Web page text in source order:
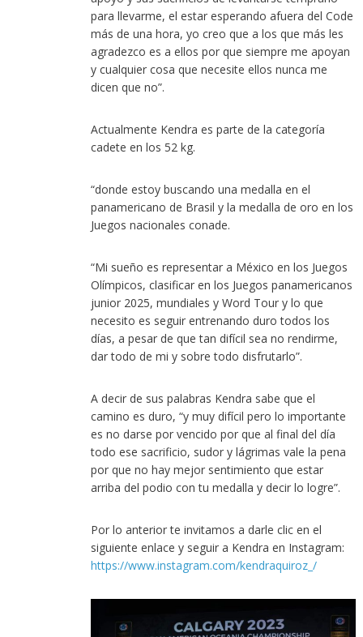
para llevarme, el estar esperando afuera del Code
más de una hora, yo creo que a los que más les
agradezco es a ellos por que siempre me apoyan
y cualquier cosa que necesite ellos nunca me
dicen que no”.
Actualmente Kendra es parte de la categoría
cadete en los 52 kg.
“donde estoy buscando una medalla en el
panamericano de Brasil y la medalla de oro en los
Juegos nacionales conade.
“Mi sueño es representar a México en los Juegos
Olímpicos, clasificar en los Juegos panamericanos
junior 2025, mundiales y Word Tour y lo que
necesito es seguir entrenando duro todos los
días, a pesar de que tan difícil sea no rendirme,
dar todo de mi y sobre todo disfrutarlo”.
A decir de sus palabras Kendra sabe que el
camino es duro, “y muy difícil pero lo importante
es no darse por vencido por que al final del día
todo ese sacrificio, sudor y lágrimas vale la pena
por que no hay mejor sentimiento que estar
arriba del podio con tu medalla y decir lo logre”.
Por lo anterior te invitamos a darle clic en el
siguiente enlace y seguir a Kendra en Instagram:
https://www.instagram.com/kendraquiroz_/